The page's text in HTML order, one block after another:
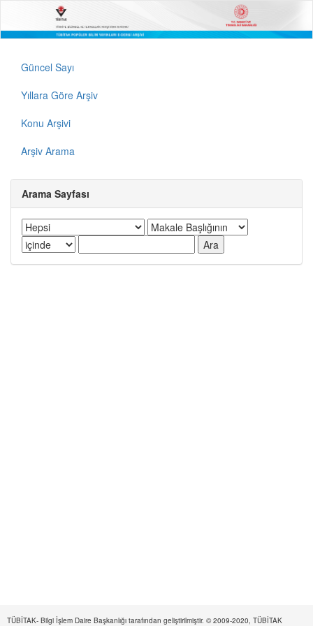
Güncel Sayı
Yıllara Göre Arşiv
Konu Arşivi
Arşiv Arama
Arama Sayfası
TÜBİTAK- Bilgi İşlem Daire Başkanlığı tarafından geliştirilmiştir. © 2009-2020, TÜBİTAK